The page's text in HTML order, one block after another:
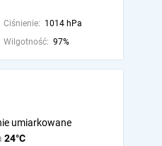
Ciśnienie: 1014 hPa
Wilgotność: 97%
24°C
umiarkowane